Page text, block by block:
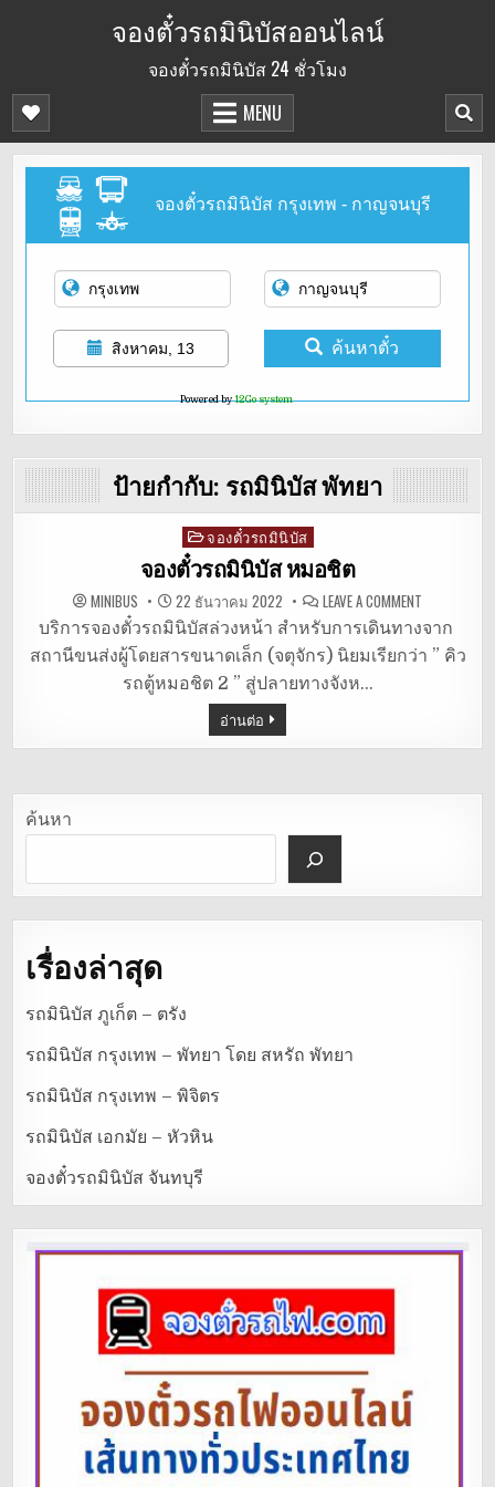
จองตั๋วรถมินิบัสออนไลน์
จองตั๋วรถมินิบัส 24 ชั่วโมง
MENU
จองตั๋วรถมินิบัส กรุงเทพ - กาญจนบุรี
สิงหาคม, 13 ค้นหาตั๋ว
Powered by12Go system
ป้ายกำกับ: รถมินิบัส พัทยา
Posted
in
จองตั๋วรถมินิบัส
จองตั๋วรถมินิบัส หมอชิต
MINIBUS 22 ธันวาคม 2022 LEAVE A COMMENT
ตั๋ว
รถ
มิ
บริการจองตั๋วรถมินิบัสล่วงหน้า สำหรับการเดินทางจาก
สถานีขนส่งผู้โดยสารขนาดเล็ก (จตุจักร) นิยมเรียกว่า ” คิว
รถตู้หมอชิต 2 ” สู่ปลายทางจังห…
อ่านต่อ
ค้นหา
เรื่องล่าสุด
รถมินิบัส ภูเก็ต – ตรัง
รถมินิบัส กรุงเทพ – พัทยา โดย สหรัถ พัทยา
รถมินิบัส กรุงเทพ – พิจิตร
รถมินิบัส เอกมัย – หัวหิน
จองตั๋วรถมินิบัส จันทบุรี